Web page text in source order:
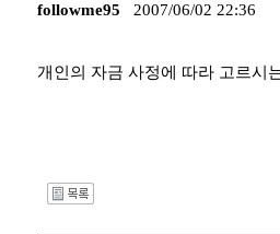
followme95 2007/06/02 22:36
개인의 자금 사정에 따라 고르시